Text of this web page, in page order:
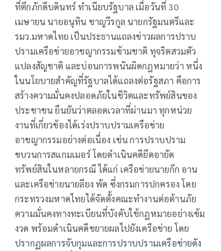
ที่ตึกภักดีบดินทร์ ทำเนียบรัฐบาล เมื่อวันที่ 30
เมษายน นายอนุทิน ชาญวีรกูล นายกรัฐมนตรีและ
รมว.มหาดไทย เป็นประธานแถลงข่าวผลการปราบ
ปรามเครือข่ายอาชญากรรมข้ามชาติ ทุจริตสวมตัว
แปลงสัญชาติ และบ่อนการพนันผิดกฎหมายว่า หนึ่ง
ในนโยบายสำคัญที่รัฐบาลได้แถลงต่อรัฐสภา คือการ
สร้างความมั่นคงปลอดภัยในชีวิตและทรัพย์สินของ
ประชาชน ยืนยันว่าตลอดเวลาที่ผ่านมา ทุกหน่วย
งานที่เกี่ยวข้องได้เร่งปราบปรามเครือข่าย
อาชญากรรมอย่างต่อเนื่อง เช่น การปราบปราม
ขบวนการสแกมเมอร์ โดยดำเนินคดียึดอายัด
ทรัพย์สินในหลายกรณี ได้แก่ เครือข่ายนายก๊ก อาน
และเครือข่ายนายลียง พัด ซึ่งกรมการปกครอง โดย
กระทรวงมหาดไทยได้จัดตั้งคณะทำงานต่อต้านภัย
ความมั่นคงทางทะเบียนที่บังคับใช้กฎหมายอย่างเข้ม
งวด พร้อมดำเนินคดีขยายผลไปยังเครือข่าย โดย
ปรากฏผลการจับกุมและการปราบปรามเครือข่ายดัง